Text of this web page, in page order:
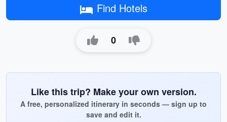
Find Hotels
0
Like this trip? Make your own version.
A free, personalized itinerary in seconds — sign up to
save and edit it.